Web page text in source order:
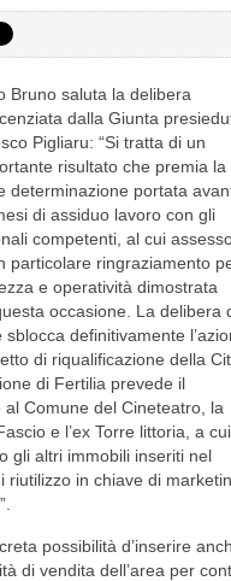
Bruno saluta la delibera
dalla Giunta
Pigliaru: “Si tratta di un
risultato che premia la
determinazione portata
di assiduo lavoro con gli
competenti, al cui
particolare ringraziamento
e operatività dimostrata
occasione. La delibera
sblocca definitivamente
di riqualificazione della
di Fertilia prevede il
al Comune del Cineteatro, la
e l’ex Torre littoria, a cui
gli altri immobili inseriti nel
riutilizzo in chiave di
possibilità d’inserire
di vendita dell’area per